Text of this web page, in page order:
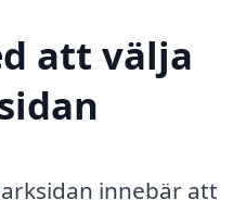
att välja
innebär att